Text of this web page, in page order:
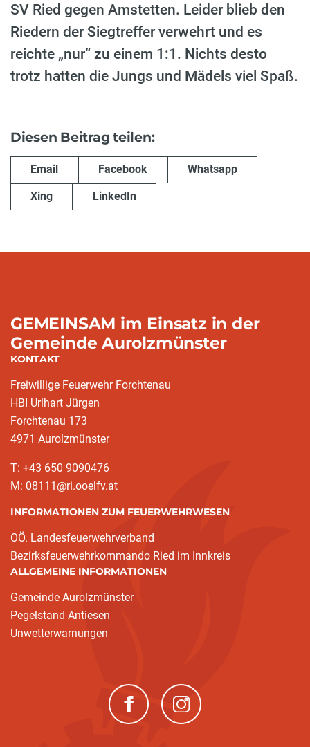
SV Ried gegen Amstetten. Leider blieb den
Riedern der Siegtreffer verwehrt und es
reichte „nur“ zu einem 1:1. Nichts desto
trotz hatten die Jungs und Mädels viel Spaß.
Diesen Beitrag teilen:
Email Facebook Whatsapp
Xing LinkedIn
GEMEINSAM im Einsatz in der
Gemeinde Aurolzmünster
KONTAKT
Freiwillige Feuerwehr Forchtenau
HBI Urlhart Jürgen
Forchtenau 173
4971 Aurolzmünster
T: +43 650 9090476
M: 08111@ri.ooelfv.at
INFORMATIONEN ZUM FEUERWEHRWESEN
OÖ. Landesfeuerwehrverband
Bezirksfeuerwehrkommando Ried im Innkreis
ALLGEMEINE INFORMATIONEN
Gemeinde Aurolzmünster
Pegelstand Antiesen
Unwetterwarnungen
(neues Fenster)(neues Fenster)